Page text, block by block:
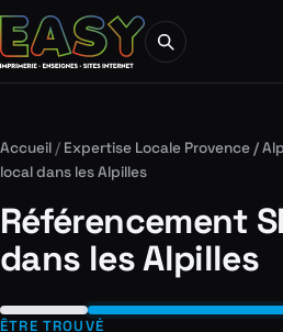
Accueil / Expertise Locale Provence /
local dans les Alpilles
Référencement
dans les Alpilles
ÊTRE TROUVÉ